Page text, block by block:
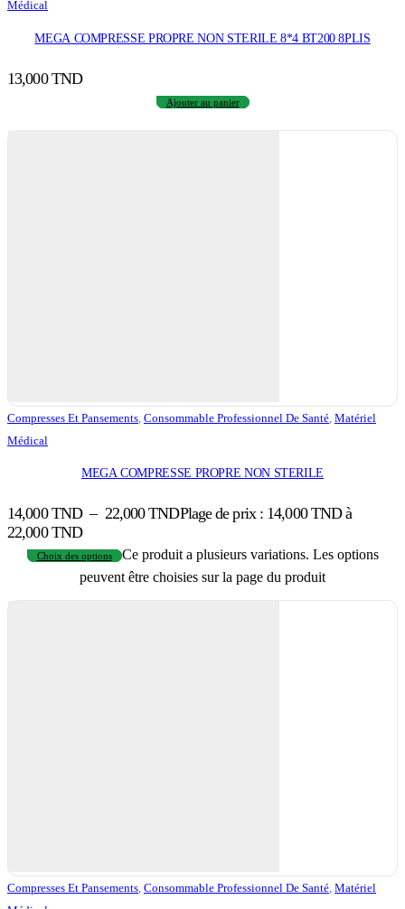
Médical
MEGA COMPRESSE PROPRE NON STERILE 8*4 BT200 8PLIS
13,000TND
Ajouter au panier
Compresses Et Pansements Consommable Professionnel De Santé Matériel
Médical
MEGA COMPRESSE PROPRE NON STERILE
14,000TND – 22,000TNDPlage de prix : 14,000 TND à
22,000 TND
Choix des options
Ce produit a plusieurs variations. Les options
peuvent être choisies sur la page du produit
Compresses Et Pansements Consommable Professionnel De Santé Matériel